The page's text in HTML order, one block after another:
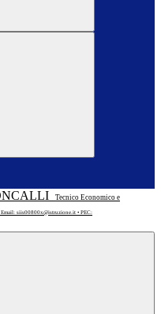
Tecnico Economico e
siis00800x@istruzione.it • PEC: